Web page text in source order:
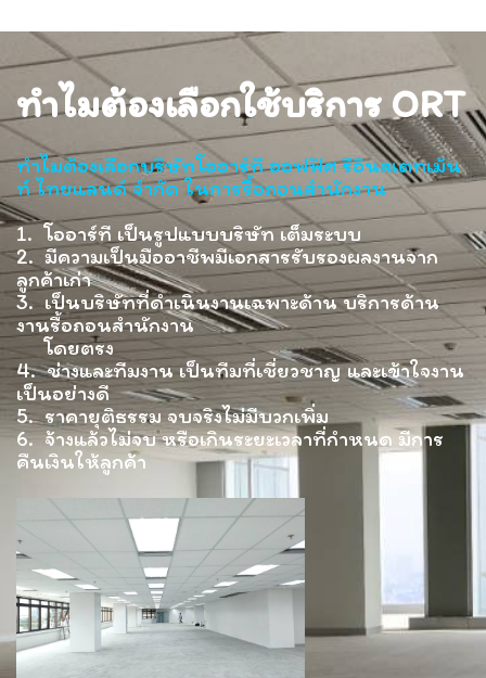
ทำไมต้องเลือกใช้บริการ ORT
ทำไมต้องเลือกบริษัทโออาร์ที ออฟฟิศ รีอินสเตทเม้น
ท์ ไทยแลนด์ จำกัด ในการรื้อถอนสำนักงาน
1. โออาร์ที เป็นรูปแบบบริษัท เต็มระบบ
2. มีความเป็นมืออาชีพมีเอกสารรับรองผลงานจาก
ลูกค้าเก่า
3. เป็นบริษัทที่ดำเนินงานเฉพาะด้าน บริการด้าน
งานรื้อถอนสำนักงาน
โดยตรง
4. ช่างและทีมงาน เป็นทีมที่เชี่ยวชาญ และเข้าใจงาน
เป็นอย่างดี
5. ราคายุติธรรม จบจริงไม่มีบวกเพิ่ม
6. จ้างแล้วไม่จบ หรือเกินระยะเวลาที่กำหนด มีการ
คืนเงินให้ลูกค้า